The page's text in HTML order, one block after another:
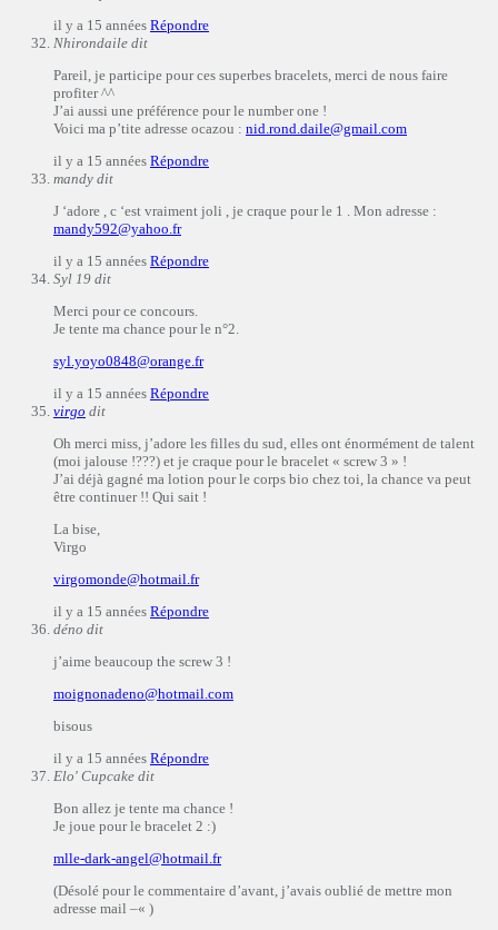
il y a 15 années Répondre
Nhirondaile dit
Pareil, je participe pour ces superbes bracelets, merci de nous faire
profiter ^^
J’ai aussi une préférence pour le number one !
Voici ma p’tite adresse ocazou : nid.rond.daile@gmail.com
il y a 15 années Répondre
mandy dit
J ‘adore , c ‘est vraiment joli , je craque pour le 1 . Mon adresse :
mandy592@yahoo.fr
il y a 15 années Répondre
Syl 19 dit
Merci pour ce concours.
Je tente ma chance pour le n°2.
syl.yoyo0848@orange.fr
il y a 15 années Répondre
virgo dit
Oh merci miss, j’adore les filles du sud, elles ont énormément de talent
(moi jalouse !???) et je craque pour le bracelet « screw 3 » !
J’ai déjà gagné ma lotion pour le corps bio chez toi, la chance va peut
être continuer !! Qui sait !
La bise,
Virgo
virgomonde@hotmail.fr
il y a 15 années Répondre
déno dit
j’aime beaucoup the screw 3 !
moignonadeno@hotmail.com
bisous
il y a 15 années Répondre
Elo' Cupcake dit
Bon allez je tente ma chance !
Je joue pour le bracelet 2 :)
mlle-dark-angel@hotmail.fr
(Désolé pour le commentaire d’avant, j’avais oublié de mettre mon
adresse mail –« )